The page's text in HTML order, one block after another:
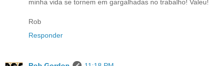
minha vida se tornem em gargalhadas no trabalho! Valeu!
Rob
Responder